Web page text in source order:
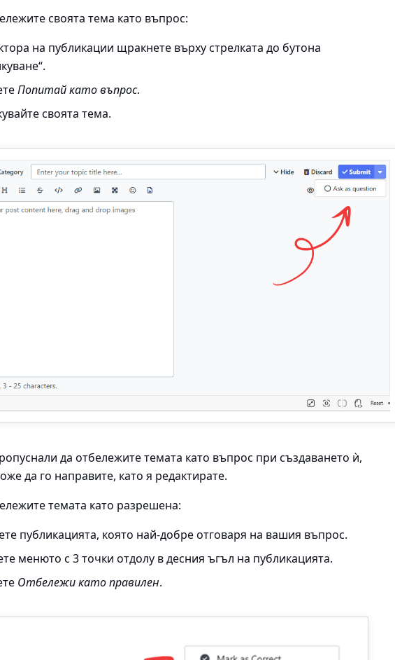
своята тема като въпрос:
на публикации щракнете върху стрелката до бутона
Попитай като въпрос.
своята тема.
да отбележите темата като въпрос при създаването ѝ,
да го направите, като я редактирате.
темата като разрешена:
публикацията, която най-добре отговаря на вашия въпрос.
менюто с 3 точки отдолу в десния ъгъл на публикацията.
Отбележи като правилен.